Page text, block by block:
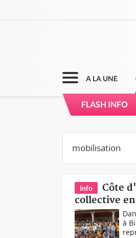
A LA UNE
FLASH INFO
Info
Côte
collective
à